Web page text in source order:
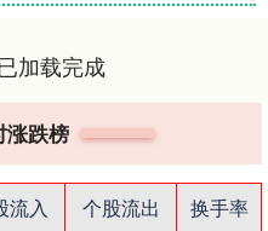
加载完成
涨跌榜
流入 个股流出
换手率